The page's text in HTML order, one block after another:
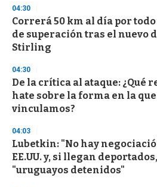
s
e
c
o
n
04:30
Correrá 50 km al día por
de superación tras el nuevo
Stirling
04:30
De la crítica al ataque: ¿Qué
hate sobre la forma en la
vinculamos?
04:03
Lubetkin: "No hay
EE.UU. y, si llegan
"uruguayos detenidos"